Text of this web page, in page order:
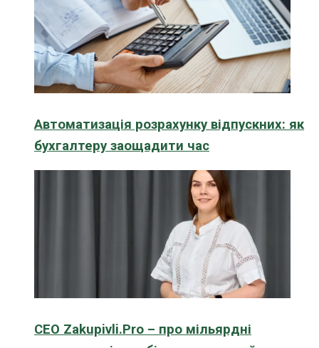
Автоматизація розрахунку відпускних: як
бухгалтеру заощадити час
CEO Zakupivli.Pro – про мільярдні